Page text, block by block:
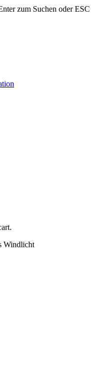
zum Suchen oder ESC
Windlicht